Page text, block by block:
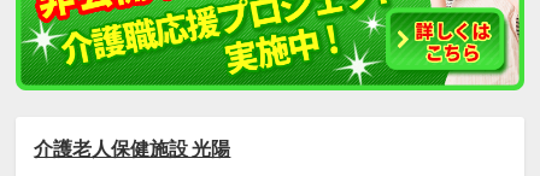
介護老人保健施設 光陽